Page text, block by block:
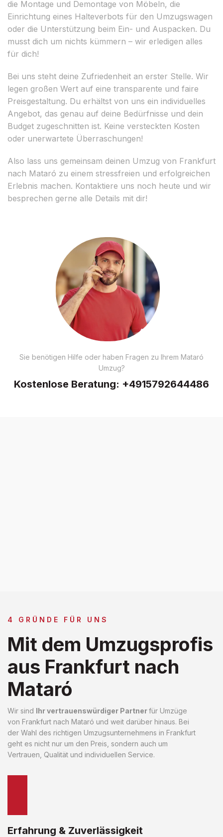
die Montage und Demontage von Möbeln, die
Einrichtung eines Halteverbots für den Umzugswagen
oder die Unterstützung beim Ein- und Auspacken. Du
musst dich um nichts kümmern – wir erledigen alles
für dich!
Bei uns steht deine Zufriedenheit an erster Stelle. Wir
legen großen Wert auf eine transparente und faire
Preisgestaltung. Du erhältst von uns ein individuelles
Angebot, das genau auf deine Bedürfnisse und dein
Budget zugeschnitten ist. Keine versteckten Kosten
oder unerwartete Überraschungen!
Also lass uns gemeinsam deinen Umzug von Frankfurt
nach Mataró zu einem stressfreien und erfolgreichen
Erlebnis machen. Kontaktiere uns noch heute und wir
besprechen gerne alle Details mit dir!
Sie benötigen Hilfe oder haben Fragen zu Ihrem Mataró
Umzug?
Kostenlose Beratung: +4915792644486
4 GRÜNDE FÜR UNS
Mit dem Umzugsprofis
aus Frankfurt nach
Mataró
Wir sind Ihr vertrauenswürdiger Partnerfür Umzüge
von Frankfurt nach Mataró und weit darüber hinaus. Bei
der Wahl des richtigen Umzugsunternehmens in Frankfurt
geht es nicht nur um den Preis, sondern auch um
Vertrauen, Qualität und individuellen Service.
Erfahrung & Zuverlässigkeit